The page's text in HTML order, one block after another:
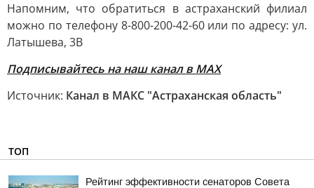
Напомним, что обратиться в астраханский филиал
можно по телефону 8-800-200-42-60 или по адресу: ул.
Латышева, 3В
Подписывайтесь на наш канал в МАХ
Источник: Канал в МАКС "Астраханская область"
ТОП
Рейтинг эффективности сенаторов Совета